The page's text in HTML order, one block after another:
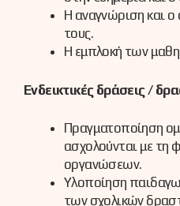
Η αναγνώριση και
τους.
Η εμπλοκή των
Ενδεικτικές δράσεις /
Πραγματοποίηση
ασχολούνται με τη
οργανώσεων.
Υλοποίηση
των σχολικών